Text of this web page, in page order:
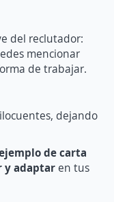
del reclutador:
mencionar
de trabajar.
dejando
de carta
y adaptar en tus